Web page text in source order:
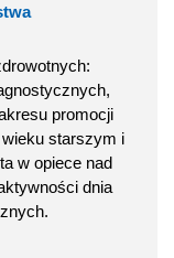
promocji
starszym i
w opiece nad
dnia